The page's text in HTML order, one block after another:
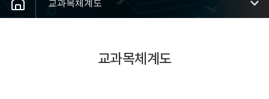
교과목체계도
교과목체계도